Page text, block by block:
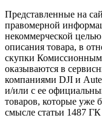
Представленные на
правомерной
некоммерческой
описания товара, в
скупки Комиссионным
оказываются в
компаниями DJI и
и/или с ее
товаров, которые уже
смысле статьи 1487